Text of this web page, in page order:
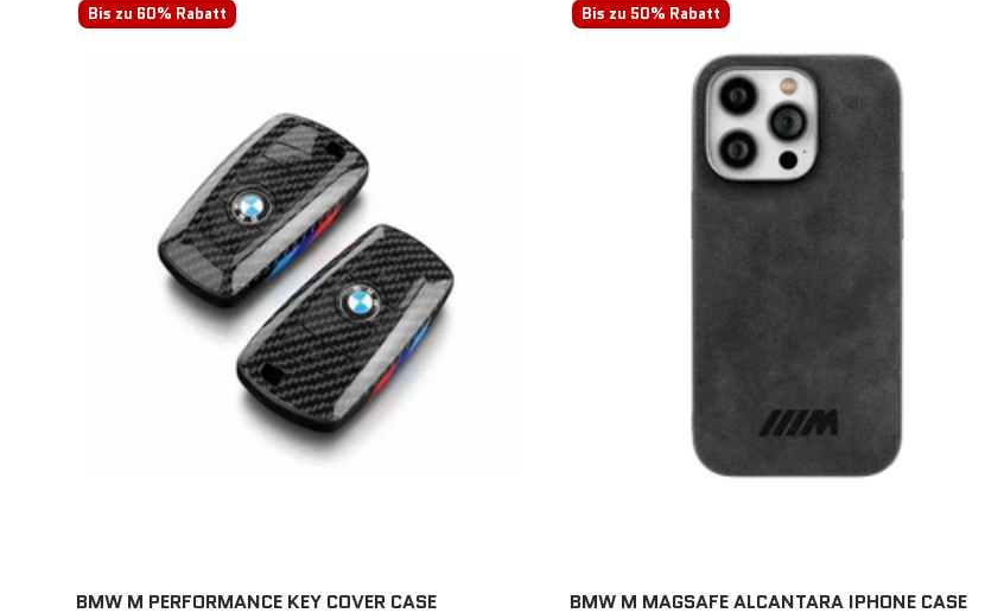
Bis zu 60% Rabatt
BMW M PERFORMANCE KEY COVER CASE
Bis zu 50% Rabatt
BMW M MAGSAFE ALCANTARA IPHONE CASE